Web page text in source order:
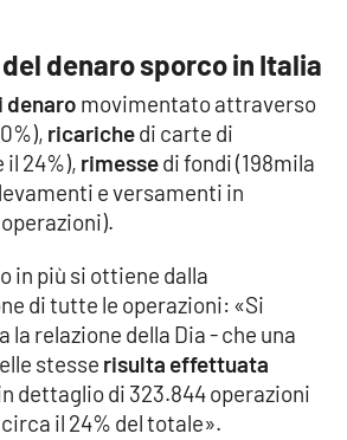
denaro sporco in Italia
denaro movimentato attraverso
ricarichedi carte di
24%), rimessedi fondi (198mila
e versamenti in
in più si ottiene dalla
di tutte le operazioni: «Si
la relazione della Dia - che una
stesse risulta effettuata
dettaglio di 323.844 operazioni
il 24% del totale».